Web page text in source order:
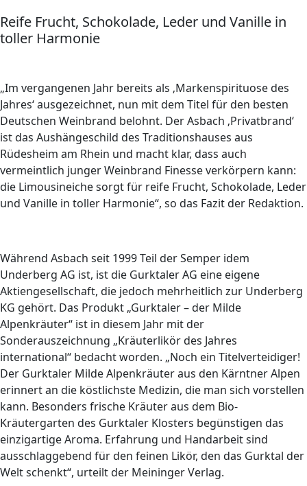
Reife Frucht, Schokolade, Leder und Vanille in
toller Harmonie
„Im vergangenen Jahr bereits als ‚Markenspirituose des
Jahres‘ ausgezeichnet, nun mit dem Titel für den besten
Deutschen Weinbrand belohnt. Der Asbach ‚Privatbrand‘
ist das Aushängeschild des Traditionshauses aus
Rüdesheim am Rhein und macht klar, dass auch
vermeintlich junger Weinbrand Finesse verkörpern kann:
die Limousineiche sorgt für reife Frucht, Schokolade, Leder
und Vanille in toller Harmonie“, so das Fazit der Redaktion.
Während Asbach seit 1999 Teil der Semper idem
Underberg AG ist, ist die Gurktaler AG eine eigene
Aktiengesellschaft, die jedoch mehrheitlich zur Underberg
KG gehört. Das Produkt „Gurktaler – der Milde
Alpenkräuter“ ist in diesem Jahr mit der
Sonderauszeichnung „Kräuterlikör des Jahres
international“ bedacht worden. „Noch ein Titelverteidiger!
Der Gurktaler Milde Alpenkräuter aus den Kärntner Alpen
erinnert an die köstlichste Medizin, die man sich vorstellen
kann. Besonders frische Kräuter aus dem Bio-
Kräutergarten des Gurktaler Klosters begünstigen das
einzigartige Aroma. Erfahrung und Handarbeit sind
ausschlaggebend für den feinen Likör, den das Gurktal der
Welt schenkt“, urteilt der Meininger Verlag.